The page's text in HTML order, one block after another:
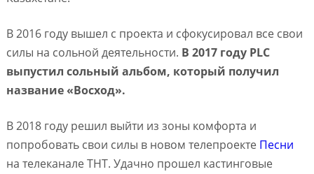
В 2016 году вышел с проекта и сфокусировал все свои
силы на сольной деятельности. В 2017 году PLC
выпустил сольный альбом, который получил
название «Восход».
В 2018 году решил выйти из зоны комфорта и
попробовать свои силы в новом телепроекте Песни
на телеканале ТНТ. Удачно прошел кастинговые